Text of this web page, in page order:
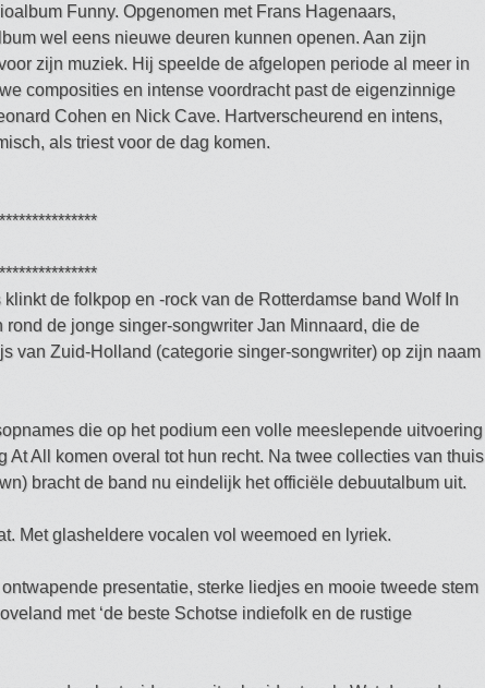
Funny. Opgenomen met Frans Hagenaars,
wel eens nieuwe deuren kunnen openen. Aan zijn
zijn muziek. Hij speelde de afgelopen periode al meer in
composities en intense voordracht past de eigenzinnige
Cohen en Nick Cave. Hartverscheurend en intens,
als triest voor de dag komen.
de folkpop en -rock van de Rotterdamse band Wolf In
de jonge singer-songwriter Jan Minnaard, die de
van Zuid-Holland (categorie singer-songwriter) op zijn naam
die op het podium een volle meeslepende uitvoering
All komen overal tot hun recht. Na twee collecties van thuis
bracht de band nu eindelijk het officiële debuutalbum uit.
Met glasheldere vocalen vol weemoed en lyriek.
presentatie, sterke liedjes en mooie tweede stem
met ‘de beste Schotse indiefolk en de rustige